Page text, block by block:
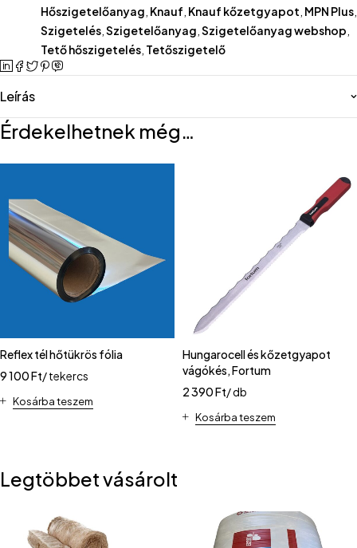
Hőszigetelőanyag Knauf Knauf kőzetgyapot MPN Plus
Szigetelés Szigetelőanyag Szigetelőanyag webshop
Tető hőszigetelés Tetőszigetelő
Leírás
Érdekelhetnek még…
Reflex tél hőtükrös fólia
9 100Ft/ tekercs
Kosárba teszem
Hungarocell és kőzetgyapot
vágókés, Fortum
2 390Ft/ db
Kosárba teszem
Legtöbbet vásárolt